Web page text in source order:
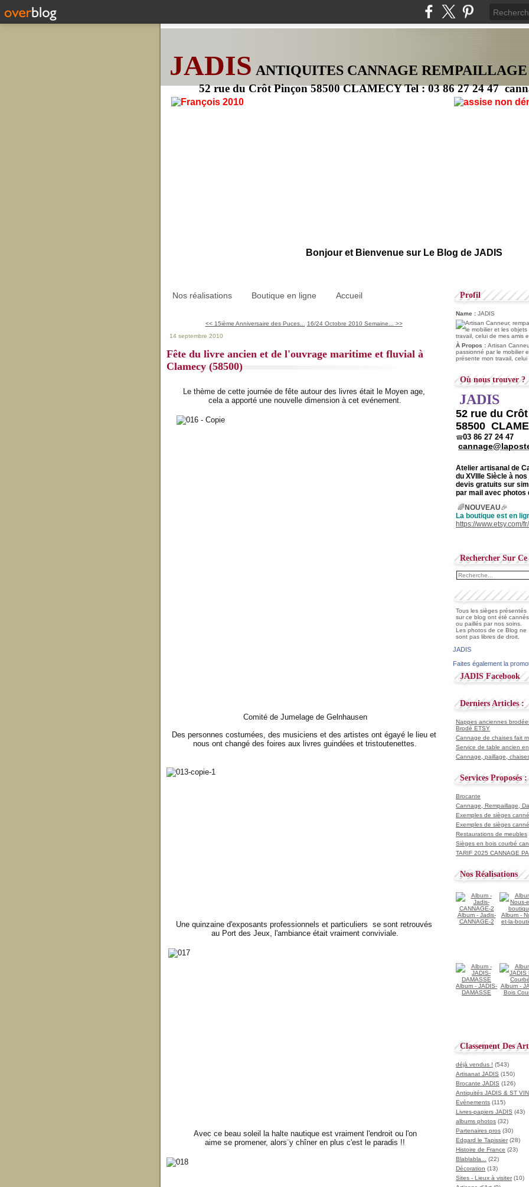
JADIS ANTIQUITES CANNAGE REMPAILLAGE
52 rue du Crôt Pinçon 58500 CLAMECY Tel : 03 86 27 24 47
Bonjour et Bienvenue sur Le Blog de JADIS
Nos réalisations Boutique en ligne Accueil
<< 15ième Anniversaire des Puces...
16/24 Octobre 2010 Semaine... >>
14 septembre 2010
Fête du livre ancien et de l'ouvrage maritime et fluvial à
Clamecy (58500)
Le thème de cette journée de fête autour des livres était le Moyen age,
cela a apporté une nouvelle dimension à cet evénement.
Comité de Jumelage de Gelnhausen
Des personnes costumées, des musiciens et des artistes ont égayé le lieu et
nous ont changé des foires aux livres guindées et tristoutenettes.
Une quinzaine d'exposants professionnels et particuliers se sont retrouvés
au Port des Jeux, l'ambiance était vraiment conviviale.
Avec ce beau soleil la halte nautique est vraiment l'endroit ou l'on
aime se promener, alors¨y chîner en plus c'est le paradis !!
Profil
Name : JADIS
À Propos : Artisan
passionné par le mobilier
présente mon travail, celui
Où nous trouver ?
JADIS
52 rue du
58500
☎03 86 27 24 47
Atelier artisanal de
du XVIIIe Siècle à
devis gratuits sur
par mail avec photos
🌈NOUVEAU🎉
La boutique est en
https://www.etsy.com/
Rechercher Sur
Tous les sièges présentés
sur ce blog ont été cannés
ou paillés par nos soins.
Les photos de ce Blog ne
sont pas libres de droit.
JADIS
Faites également la
JADIS Facebook
Derniers Articles :
Nappes anciennes
Brodé ETSY
Cannage de chaises fait
Service de table ancien
Cannage, paillage,
Services Proposés :
Brocante
Cannage, Rempaillage,
Exemples de sièges
Exemples de sièges
Restaurations de meubles
Sièges en bois courbé
TARIF 2025 CANNAGE
Nos Réalisations
Album - Jadis-
CANNAGE-2
Album -
et-la-
Album - JADIS-
DAMASSE
Album -
Bois
Classement Des
déjà vendus ! (543)
Artisanat JADIS (150)
Brocante JADIS (126)
Antiquités JADIS & ST
Evénements (115)
Livres-papiers JADIS (43)
albums photos (32)
Partenaires pros (30)
Edgard le Tapissier(28)
Histoire de France (23)
Blablabla...
(22)
Décoration (13)
Sites - Lieux à visiter(10)